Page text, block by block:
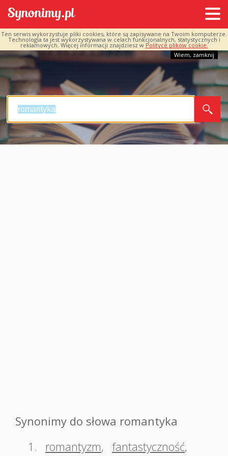
Ten serwis wykorzystuje pliki cookies, które są zapisywane na Twoim komputerze.
Technologia ta jest wykorzystywana w celach funkcjonalnych, statystycznych i
reklamowych. Więcej informacji znajdziesz w Polityce plików cookie.
Wiem, zamknij
Synonimy do słowa romantyka
1.
romantyzm, fantastyczność,